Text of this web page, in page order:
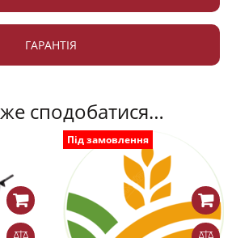
ГАРАНТІЯ
сподобатися…
Під замовлення